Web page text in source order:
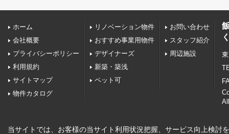
ホーム
会社概要
プライバシーポリシー
利用規約
サイトマップ
物件カタログ
リノベーション物件
おすすめ事業用物件
デザイナーズ
新築・築浅
ペット可
お問い合わせ
スタッフ紹介
周辺施設
当サイトでは、お客様の当サイト利用状況把握、サービス向上検討